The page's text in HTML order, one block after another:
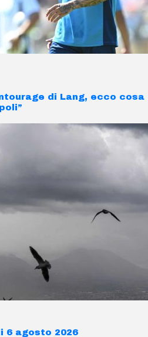
di Lang, ecco cosa
6 agosto 2026